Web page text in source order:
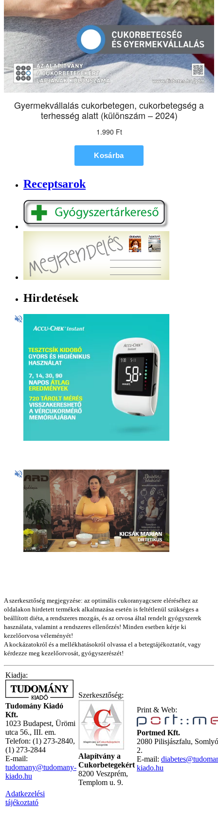
Receptsarok
Hirdetések
A szerkesztőség megjegyzése: az optimális cukoranyagcsere eléréséhez az
oldalakon hirdetett termékek alkalmazása esetén is feltétlenül szükséges a
beállított diéta, a rendszeres mozgás, és az orvosa által rendelt gyógyszerek
használata, valamint a rendszeres ellenőrzés! Minden esetben kérje ki
kezelőorvosa véleményét!
A kockázatokról és a mellékhatásokról olvassa el a betegtájékoztatót, vagy
kérdezze meg kezelőorvosát, gyógyszerészét!
Kiadja:
Tudomány Kiadó
Kft.
1023 Budapest, Ürömi
utca 56., III. em.
Telefon: (1) 273-2840,
(1) 273-2844
E-mail:
tudomany@tudomany-
kiado.hu
Adatkezelési
tájékoztató
Szerkesztőség:
Alapítvány a
Cukorbetegekért
8200 Veszprém,
Templom u. 9.
Print & Web:
Portmed Kft.
2080 Pilisjászfalu,
2.
E-mail:
kiado.hu